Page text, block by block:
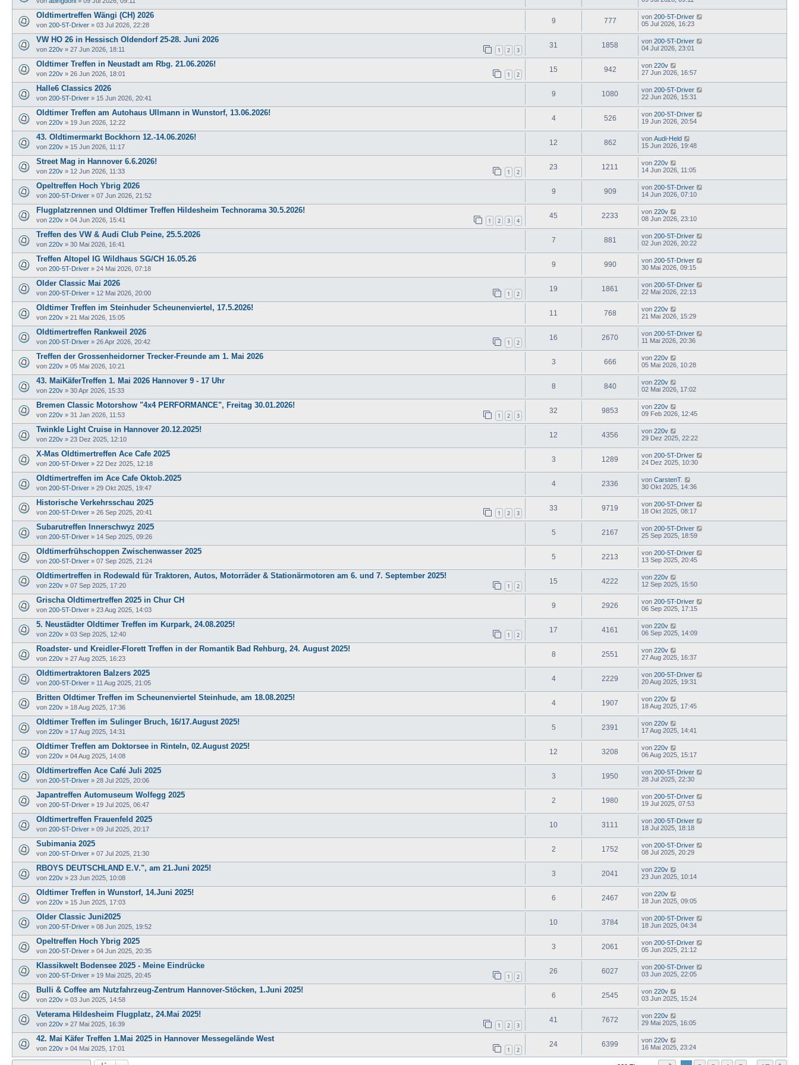
Oldtimertreffen Wängi (CH) 2026
von 200-5T-Driver » 03 Jul 2026, 22:28
9 777 von 200-5T-Driver
05 Jul 2026, 16:23
VW HO 26 in Hessisch Oldendorf 25-28. Juni 2026
von 220v » 27 Jun 2026, 18:11 1 2 3
31 1858 von 200-5T-Driver
04 Jul 2026, 23:01
Oldtimer Treffen in Neustadt am Rbg. 21.06.2026!
von 220v » 26 Jun 2026, 18:01 1 2
15 942 von 220v
27 Jun 2026, 16:57
Halle6 Classics 2026
von 200-5T-Driver » 15 Jun 2026, 20:41
9 1080 von 200-5T-Driver
22 Jun 2026, 15:31
Oldtimer Treffen am Autohaus Ullmann in Wunstorf, 13.06.2026!
von 220v » 19 Jun 2026, 12:22
4 526 von 200-5T-Driver
19 Jun 2026, 20:54
43. Oldtimermarkt Bockhorn 12.-14.06.2026!
von 220v » 15 Jun 2026, 11:17
12 862 von Audi-Held
15 Jun 2026, 19:48
Street Mag in Hannover 6.6.2026!
von 220v » 12 Jun 2026, 11:33 1 2
23 1211 von 220v
14 Jun 2026, 11:05
Opeltreffen Hoch Ybrig 2026
von 200-5T-Driver » 07 Jun 2026, 21:52
9 909 von 200-5T-Driver
14 Jun 2026, 07:10
Flugplatzrennen und Oldtimer Treffen Hildesheim Technorama 30.5.2026!
von 220v » 04 Jun 2026, 15:41 1 2 3 4
45 2233 von 220v
08 Jun 2026, 23:10
Treffen des VW & Audi Club Peine, 25.5.2026
von 220v » 30 Mai 2026, 16:41
7 881 von 200-5T-Driver
02 Jun 2026, 20:22
Treffen Altopel IG Wildhaus SG/CH 16.05.26
von 200-5T-Driver » 24 Mai 2026, 07:18
9 990 von 200-5T-Driver
30 Mai 2026, 09:15
Older Classic Mai 2026
von 200-5T-Driver » 12 Mai 2026, 20:00 1 2
19 1861 von 200-5T-Driver
22 Mai 2026, 22:13
Oldtimer Treffen im Steinhuder Scheunenviertel, 17.5.2026!
von 220v » 21 Mai 2026, 15:05
11 768 von 220v
21 Mai 2026, 15:29
Oldtimertreffen Rankweil 2026
von 200-5T-Driver » 26 Apr 2026, 20:42 1 2
16 2670 von 200-5T-Driver
11 Mai 2026, 20:36
Treffen der Grossenheidorner Trecker-Freunde am 1. Mai 2026
von 220v » 05 Mai 2026, 10:21
3 666 von 220v
05 Mai 2026, 10:28
43. MaiKäferTreffen 1. Mai 2026 Hannover 9 - 17 Uhr
von 220v » 30 Apr 2026, 15:33
8 840 von 220v
02 Mai 2026, 17:02
Bremen Classic Motorshow "4x4 PERFORMANCE", Freitag 30.01.2026!
von 220v » 31 Jan 2026, 11:53 1 2 3
32 9853 von 220v
09 Feb 2026, 12:45
Twinkle Light Cruise in Hannover 20.12.2025!
von 220v » 23 Dez 2025, 12:10
12 4356 von 220v
29 Dez 2025, 22:22
X-Mas Oldtimertreffen Ace Cafe 2025
von 200-5T-Driver » 22 Dez 2025, 12:18
3 1289 von 200-5T-Driver
24 Dez 2025, 10:30
Oldtimertreffen im Ace Cafe Oktob.2025
von 200-5T-Driver » 29 Okt 2025, 19:47
4 2336 von CarstenT.
30 Okt 2025, 14:36
Historische Verkehrsschau 2025
von 200-5T-Driver » 26 Sep 2025, 20:41 1 2 3
33 9719 von 200-5T-Driver
18 Okt 2025, 08:17
Subarutreffen Innerschwyz 2025
von 200-5T-Driver » 14 Sep 2025, 09:26
5 2167 von 200-5T-Driver
25 Sep 2025, 18:59
Oldtimerfrühschoppen Zwischenwasser 2025
von 200-5T-Driver » 07 Sep 2025, 21:24
5 2213 von 200-5T-Driver
13 Sep 2025, 20:45
Oldtimertreffen in Rodewald für Traktoren, Autos, Motorräder & Stationärmotoren am 6. und 7. September 2025!
von 220v » 07 Sep 2025, 17:20 1 2
15 4222 von 220v
12 Sep 2025, 15:50
Grischa Oldtimertreffen 2025 in Chur CH
von 200-5T-Driver » 23 Aug 2025, 14:03
9 2926 von 200-5T-Driver
06 Sep 2025, 17:15
5. Neustädter Oldtimer Treffen im Kurpark, 24.08.2025!
von 220v » 03 Sep 2025, 12:40 1 2
17 4161 von 220v
06 Sep 2025, 14:09
Roadster- und Kreidler-Florett Treffen in der Romantik Bad Rehburg, 24. August 2025!
von 220v » 27 Aug 2025, 16:23
8 2551 von 220v
27 Aug 2025, 16:37
Oldtimertraktoren Balzers 2025
von 200-5T-Driver » 11 Aug 2025, 21:05
4 2229 von 200-5T-Driver
20 Aug 2025, 19:31
Britten Oldtimer Treffen im Scheunenviertel Steinhude, am 18.08.2025!
von 220v » 18 Aug 2025, 17:36
4 1907 von 220v
18 Aug 2025, 17:45
Oldtimer Treffen im Sulinger Bruch, 16/17.August 2025!
von 220v » 17 Aug 2025, 14:31
5 2391 von 220v
17 Aug 2025, 14:41
Oldtimer Treffen am Doktorsee in Rinteln, 02.August 2025!
von 220v » 04 Aug 2025, 14:08
12 3208 von 220v
06 Aug 2025, 15:17
Oldtimertreffen Ace Café Juli 2025
von 200-5T-Driver » 28 Jul 2025, 20:06
3 1950 von 200-5T-Driver
28 Jul 2025, 22:30
Japantreffen Automuseum Wolfegg 2025
von 200-5T-Driver » 19 Jul 2025, 06:47
2 1980 von 200-5T-Driver
19 Jul 2025, 07:53
Oldtimertreffen Frauenfeld 2025
von 200-5T-Driver » 09 Jul 2025, 20:17
10 3111 von 200-5T-Driver
18 Jul 2025, 18:18
Subimania 2025
von 200-5T-Driver » 07 Jul 2025, 21:30
2 1752 von 200-5T-Driver
08 Jul 2025, 20:29
RBOYS DEUTSCHLAND E.V.", am 21.Juni 2025!
von 220v » 23 Jun 2025, 10:08
3 2041 von 220v
23 Jun 2025, 10:14
Oldtimer Treffen in Wunstorf, 14.Juni 2025!
von 220v » 15 Jun 2025, 17:03
6 2467 von 220v
18 Jun 2025, 09:05
Older Classic Juni2025
von 200-5T-Driver » 08 Jun 2025, 19:52
10 3784 von 200-5T-Driver
18 Jun 2025, 04:34
Opeltreffen Hoch Ybrig 2025
von 200-5T-Driver » 04 Jun 2025, 20:35
3 2061 von 200-5T-Driver
05 Jun 2025, 21:12
Klassikwelt Bodensee 2025 - Meine Eindrücke
von 200-5T-Driver » 19 Mai 2025, 20:45 1 2
26 6027 von 200-5T-Driver
03 Jun 2025, 22:05
Bulli & Coffee am Nutzfahrzeug-Zentrum Hannover-Stöcken, 1.Juni 2025!
von 220v » 03 Jun 2025, 14:58
6 2545 von 220v
03 Jun 2025, 15:24
Veterama Hildesheim Flugplatz, 24.Mai 2025!
von 220v » 27 Mai 2025, 16:39 1 2 3
41 7672 von 220v
29 Mai 2025, 16:05
42. Mai Käfer Treffen 1.Mai 2025 in Hannover Messegelände West
von 220v » 04 Mai 2025, 17:01 1 2
24 6399 von 220v
16 Mai 2025, 23:24